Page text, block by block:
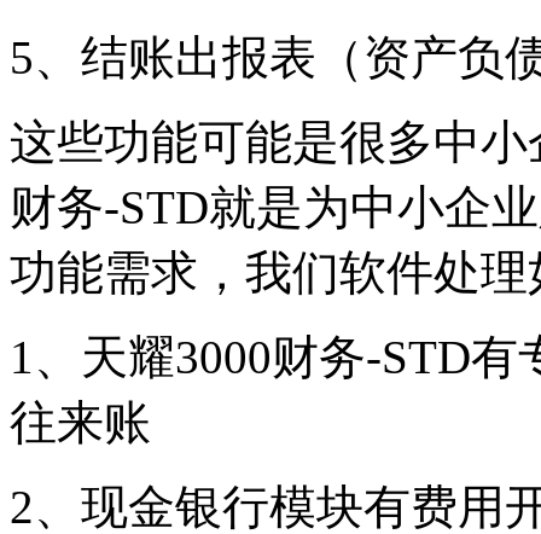
5、结账出报表（资产负
这些功能可能是很多中
财务-STD就是为中小企
功能需求，我们软件处理
1、天耀3000财务-STD
往来账
2、现金银行模块有费用